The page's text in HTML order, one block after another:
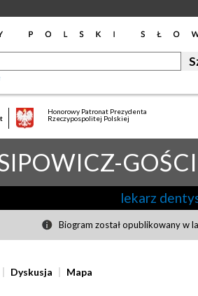
Honorowy Patronat Prezydenta
Rzeczypospolitej Polskiej
lekarz
Biogram został opublikowany w
Dyskusja Mapa